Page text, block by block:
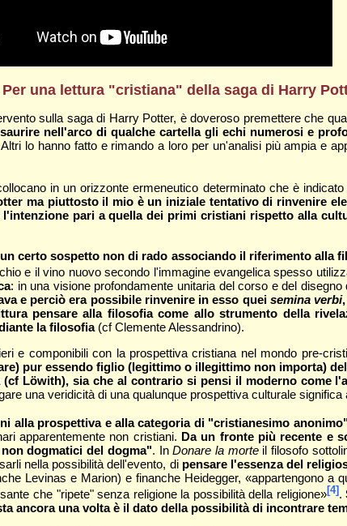
una lettura "cristiana" della saga di Harry
sulla saga di Harry Potter, è doveroso premettere che
nell'arco di qualche cartella gli echi numerosi e
lo hanno fatto e rimando a loro per un'analisi più ampia e
in un orizzonte ermeneutico determinato che è
ma piuttosto il mio è un iniziale tentativo di rinvenire
l'intenzione pari a quella dei primi cristiani rispetto alla
certo sospetto non di rado associando il riferimento alla
e il vino nuovo secondo l'immagine evangelica spesso
: in una visione profondamente unitaria del corso e del disegno
e perciò era possibile rinvenire in esso queisemina verbi
pensare alla filosofia come allo strumento della
la filosofia(cf Clemente Alessandrino).
e componibili con la prospettiva cristiana nel mondo pre-
pur essendo figlio (legittimo o illegittimo non importa)
Löwith), sia che al contrario si pensi il moderno come
una veridicità di una qualunque prospettiva culturale
alla prospettiva e alla categoria di "cristianesimo
apparentemente non cristiani. Da un fronte più recente e
dogmatici del dogma". InDonare la morteil filosofo
nella possibilità dell'evento, di pensare l'essenza del
Levinas e Marion) e finanche Heidegger, «appartengono a
che "ripete" senza religione la possibilità della religione»[4].
ancora una volta è il dato della possibilità di incontrare